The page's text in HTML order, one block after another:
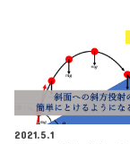
2021.5.1